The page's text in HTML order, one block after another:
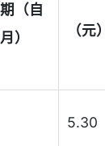
（自
）
（元）
5.30